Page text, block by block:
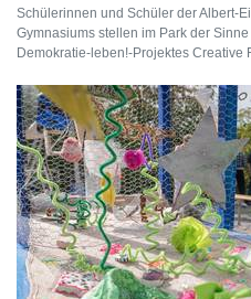
Schülerinnen und Schüler der Albert-
Gymnasiums stellen im Park der
Demokratie-leben!-Projektes Creative